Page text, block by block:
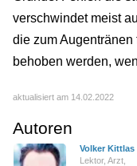
verschwindet meist
die zum
behoben werden,
aktualisiert am 14.02.2022
Autoren
Volker Kittlas
Lektor, Arzt,